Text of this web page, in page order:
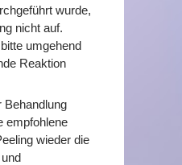
wurde,
nicht auf.
umgehend
Reaktion
Behandlung
empfohlene
wieder die